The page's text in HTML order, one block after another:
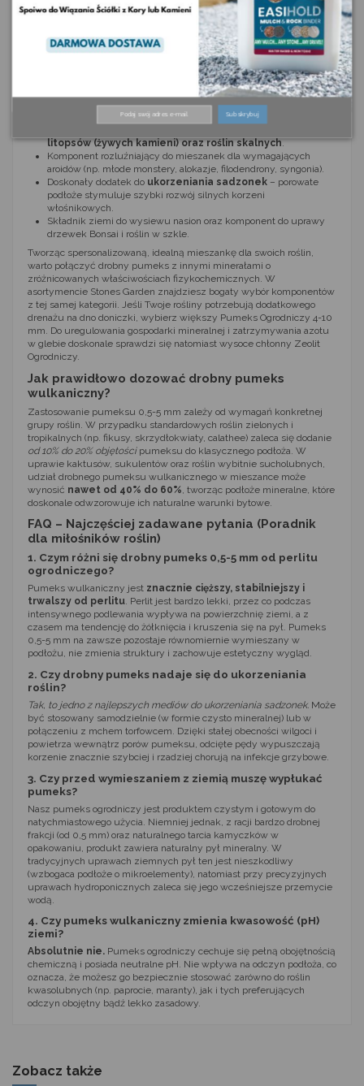
patogenów oraz nasion chwastów.
Szerokie zastosowanie podłożowe frakcji 0,5-5
mm
Ze względu na swoją drobną specyfikę, frakcja 0,5-5 mm to
absolutny fundament dla hodowców delikatnych, młodych roślin oraz
gatunków wymagających bardzo przepuszczalnego, ale stabilnego
fizycznie podłoża. Sprawdzi się jako:
litopsów (żywych kamieni) oraz roślin skalnych.
Komponent rozluźniający do mieszanek dla wymagających
aroidów (np. młode monstery, alokazje, filodendrony, syngonia).
Doskonały dodatek do ukorzeniania sadzonek – porowate
podłoże stymuluje szybki rozwój silnych korzeni
włośnikowych.
Składnik ziemi do wysiewu nasion oraz komponent do uprawy
drzewek Bonsai i roślin w szkle.
Tworząc spersonalizowaną, idealną mieszankę dla swoich roślin,
warto połączyć drobny pumeks z innymi minerałami o
zróżnicowanych właściwościach fizykochemicznych. W
asortymencie Stones Garden znajdziesz bogaty wybór komponentów
z tej samej kategorii. Jeśli Twoje rośliny potrzebują dodatkowego
drenażu na dno doniczki, wybierz większy Pumeks Ogrodniczy 4-10
mm. Do uregulowania gospodarki mineralnej i zatrzymywania azotu
w glebie doskonale sprawdzi się natomiast wysoce chłonny Zeolit
Ogrodniczy.
Jak prawidłowo dozować drobny pumeks
wulkaniczny?
Zastosowanie pumeksu 0,5-5 mm zależy od wymagań konkretnej
grupy roślin. W przypadku standardowych roślin zielonych i
tropikalnych (np. fikusy, skrzydłokwiaty, calathee) zaleca się dodanie
od 10% do 20% objętościpumeksu do klasycznego podłoża. W
uprawie kaktusów, sukulentów oraz roślin wybitnie sucholubnych,
udział drobnego pumeksu wulkanicznego w mieszance może
wynosić nawet od 40% do 60% , tworząc podłoże mineralne, które
doskonale odwzorowuje ich naturalne warunki bytowe.
FAQ – Najczęściej zadawane pytania (Poradnik
dla miłośników roślin)
1. Czym różni się drobny pumeks 0,5-5 mm od perlitu
ogrodniczego?
Pumeks wulkaniczny jest znacznie cięższy, stabilniejszy i
trwalszy od perlitu. Perlit jest bardzo lekki, przez co podczas
intensywnego podlewania wypływa na powierzchnię ziemi, a z
czasem ma tendencję do żółknięcia i kruszenia się na pył. Pumeks
0,5-5 mm na zawsze pozostaje równomiernie wymieszany w
podłożu, nie zmienia struktury i zachowuje estetyczny wygląd.
2. Czy drobny pumeks nadaje się do ukorzeniania
roślin?
Tak, to jedno z najlepszych mediów do ukorzeniania sadzonek. Może
być stosowany samodzielnie (w formie czysto mineralnej) lub w
połączeniu z mchem torfowcem. Dzięki stałej obecności wilgoci i
powietrza wewnątrz porów pumeksu, odcięte pędy wypuszczają
korzenie znacznie szybciej i rzadziej chorują na infekcje grzybowe.
3. Czy przed wymieszaniem z ziemią muszę wypłukać
pumeks?
Nasz pumeks ogrodniczy jest produktem czystym i gotowym do
natychmiastowego użycia. Niemniej jednak, z racji bardzo drobnej
frakcji (od 0,5 mm) oraz naturalnego tarcia kamyczków w
opakowaniu, produkt zawiera naturalny pył mineralny. W
tradycyjnych uprawach ziemnych pył ten jest nieszkodliwy
(wzbogaca podłoże o mikroelementy), natomiast przy precyzyjnych
uprawach hydroponicznych zaleca się jego wcześniejsze przemycie
wodą.
4. Czy pumeks wulkaniczny zmienia kwasowość (pH)
ziemi?
Absolutnie nie. Pumeks ogrodniczy cechuje się pełną obojętnością
chemiczną i posiada neutralne pH. Nie wpływa na odczyn podłoża, co
oznacza, że możesz go bezpiecznie stosować zarówno do roślin
kwasolubnych (np. paprocie, maranty), jak i tych preferujących
odczyn obojętny bądź lekko zasadowy.
Zobacz także
Subskrybuj